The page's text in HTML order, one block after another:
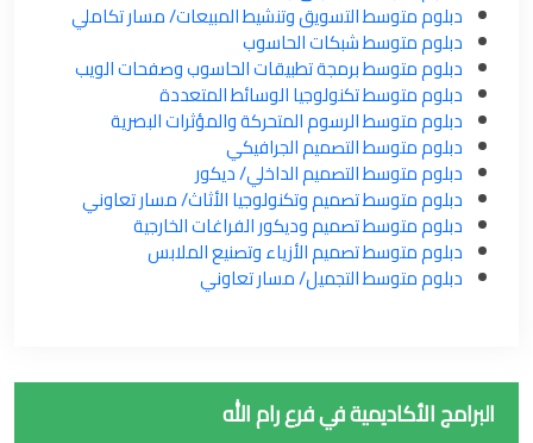
دبلوم متوسط التسويق وتنشيط المبيعات/ مسار تكاملي
دبلوم متوسط شبكات الحاسوب
دبلوم متوسط برمجة تطبيقات الحاسوب وصفحات الويب
دبلوم متوسط تكنولوجيا الوسائط المتعددة
دبلوم متوسط الرسوم المتحركة والمؤثرات البصرية
دبلوم متوسط التصميم الجرافيكي
دبلوم متوسط التصميم الداخلي/ ديكور
دبلوم متوسط تصميم وتكنولوجيا الأثاث/ مسار تعاوني
دبلوم متوسط تصميم وديكور الفراغات الخارجية
دبلوم متوسط تصميم الأزياء وتصنيع الملابس
دبلوم متوسط التجميل/ مسار تعاوني
البرامج الأكاديمية في فرع رام الله